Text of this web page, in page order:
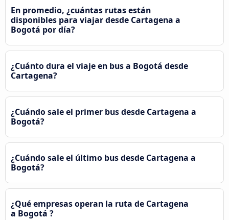
En promedio, ¿cuántas rutas están
disponibles para viajar desde Cartagena a
Bogotá por día?
¿Cuánto dura el viaje en bus a Bogotá desde
Cartagena?
¿Cuándo sale el primer bus desde Cartagena a
Bogotá?
¿Cuándo sale el último bus desde Cartagena a
Bogotá?
¿Qué empresas operan la ruta de Cartagena
a Bogotá ?